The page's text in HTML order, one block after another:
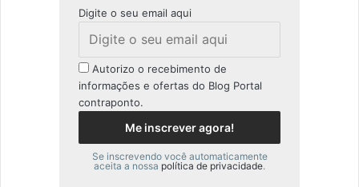
Digite o seu email aqui
Autorizo o recebimento de
informações e ofertas do Blog Portal
contraponto.
Se inscrevendo você automaticamente
aceita a nossa política de privacidade.